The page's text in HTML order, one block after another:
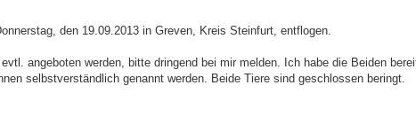
den 19.09.2013 in Greven, Kreis Steinfurt, entflogen.
angeboten werden, bitte dringend bei mir melden. Ich habe die Beiden
selbstverständlich genannt werden. Beide Tiere sind geschlossen beringt.